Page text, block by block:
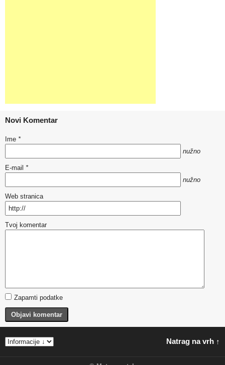
Novi Komentar
Ime *
nužno
E-mail *
nužno
Web stranica
Tvoj komentar
Zapamti podatke
Objavi komentar
Natrag na vrh ↑